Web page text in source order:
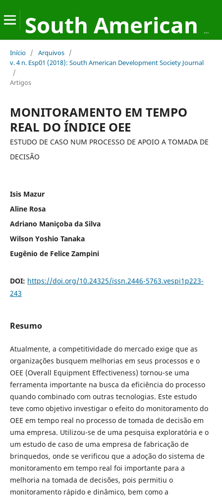
South American Development Society Journal
Início / Arquivos /
v. 4 n. Esp01 (2018): South American Development Society Journal
/
Artigos
MONITORAMENTO EM TEMPO
REAL DO ÍNDICE OEE
ESTUDO DE CASO NUM PROCESSO DE APOIO A TOMADA DE
DECISÃO
Isis Mazur
Aline Rosa
Adriano Maniçoba da Silva
Wilson Yoshio Tanaka
Eugênio de Felice Zampini
DOI: https://doi.org/10.24325/issn.2446-5763.vespi1p223-
243
Resumo
Atualmente, a competitividade do mercado exige que as
organizações busquem melhorias em seus processos e o
OEE (Overall Equipment Effectiveness) tornou-se uma
ferramenta importante na busca da eficiência do processo
quando combinado com outras tecnologias. Este estudo
teve como objetivo investigar o efeito do monitoramento do
OEE em tempo real no processo de tomada de decisão em
uma empresa. Utilizou-se de uma pesquisa exploratória e o
um estudo de caso de uma empresa de fabricação de
brinquedos, onde se verificou que a adoção do sistema de
monitoramento em tempo real foi importante para a
melhoria na tomada de decisões, pois permitiu o
monitoramento rápido e dinâmico, bem como a